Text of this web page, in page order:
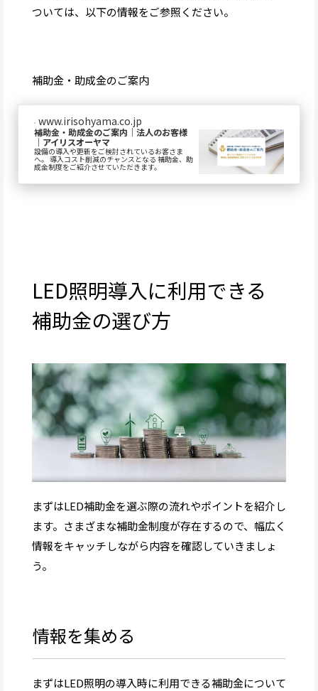
ついては、以下の情報をご参照ください。
補助金・助成金のご案内
補助金・助成金のご案内｜法人のお客様
｜アイリスオーヤマ
設備の導入や更新をご検討されているお客さま
へ。 導入コスト削減のチャンスとなる 補助金、助
成金制度をご紹介させていただきます。
www.irisohyama.co.jp
LED照明導入に利用できる
補助金の選び方
まずはLED補助金を選ぶ際の流れやポイントを紹介し
ます。さまざまな補助金制度が存在するので、幅広く
情報をキャッチしながら内容を確認していきましょ
う。
情報を集める
まずはLED照明の導入時に利用できる補助金について